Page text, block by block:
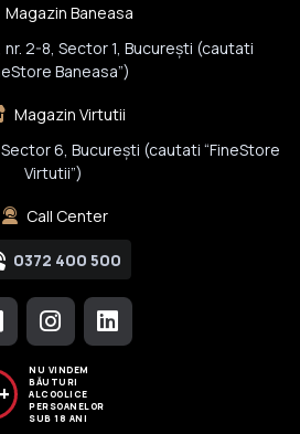
Magazin Baneasa
2-8, Sector 1, Bucureşti (cautati
Baneasa”)
Magazin Virtutii
6, București (cautati “FineStore
Virtutii”)
Call Center
0372 400 500
NU VINDEM
BĂUTURI
ALCOOLICE
PERSOANELOR
SUB 18 ANI